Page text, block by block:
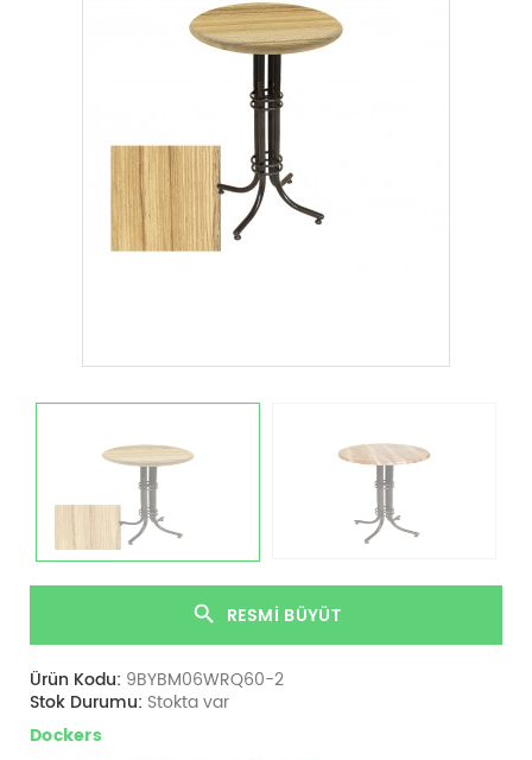
RESMI BÜYÜT
Ürün Kodu: 9BYBM06WRQ60-2
Stok Durumu: Stokta var
Dockers